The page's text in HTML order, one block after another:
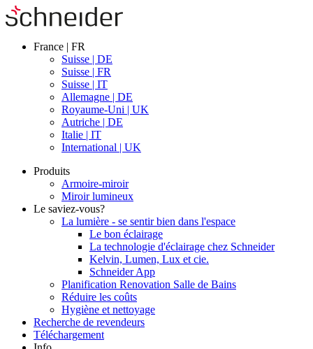
France | FR
Suisse | DE
Suisse | FR
Suisse | IT
Allemagne | DE
Royaume-Uni | UK
Autriche | DE
Italie | IT
International | UK
Produits
Armoire-miroir
Miroir lumineux
Le saviez-vous?
La lumière - se sentir bien dans l'espace
Le bon éclairage
La technologie d'éclairage chez Schneider
Kelvin, Lumen, Lux et cie.
Schneider App
Planification Renovation Salle de Bains
Réduire les coûts
Hygiène et nettoyage
Recherche de revendeurs
Téléchargement